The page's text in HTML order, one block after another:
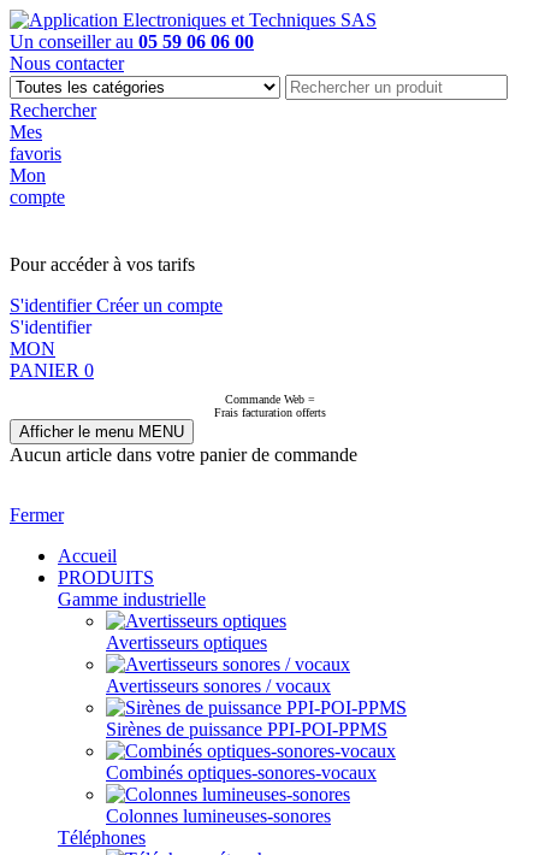
Un conseiller au 05 59 06 06 00
Nous contacter
Rechercher
Mes
favoris
Mon
compte
Pour accéder à vos tarifs
S'identifierCréer un compte
S'identifier
MON
PANIER 0
Commande Web =
Frais facturation offerts
Afficher le menu MENU
Aucun article dans votre panier de commande
Fermer
Accueil
PRODUITS
Gamme industrielle
Avertisseurs optiques
Avertisseurs sonores / vocaux
Sirènes de puissance PPI-POI-PPMS
Combinés optiques-sonores-vocaux
Colonnes lumineuses-sonores
Téléphones